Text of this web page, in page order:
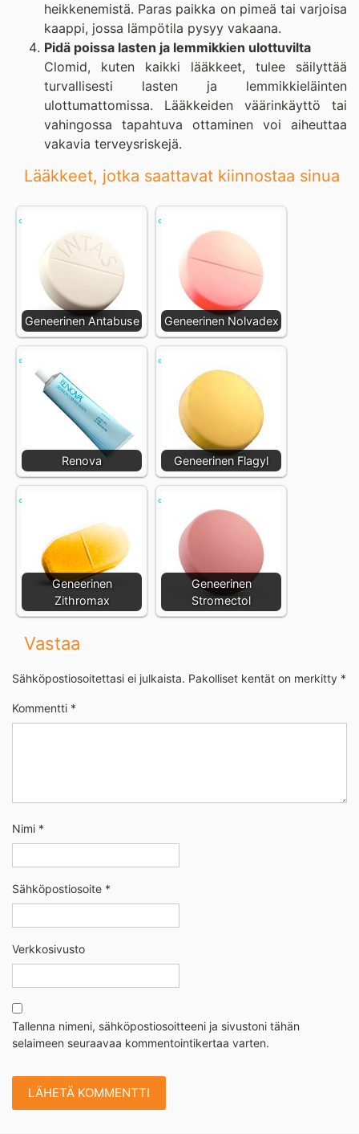
heikkenemistä. Paras paikka on pimeä tai varjoisa
kaappi, jossa lämpötila pysyy vakaana.
Pidä poissa lasten ja lemmikkien ulottuvilta
Clomid, kuten kaikki lääkkeet, tulee säilyttää
turvallisesti lasten ja lemmikkieläinten
ulottumattomissa. Lääkkeiden väärinkäyttö tai
vahingossa tapahtuva ottaminen voi aiheuttaa
vakavia terveysriskejä.
Lääkkeet, jotka saattavat kiinnostaa sinua
Geneerinen Antabuse Geneerinen Nolvadex
Renova Geneerinen Flagyl
Geneerinen
Zithromax
Geneerinen
Stromectol
Vastaa
Sähköpostiosoitettasi ei julkaista. Pakolliset kentät on merkitty *
Kommentti *
Nimi *
Sähköpostiosoite *
Verkkosivusto
Tallenna nimeni, sähköpostiosoitteeni ja sivustoni tähän
selaimeen seuraavaa kommentointikertaa varten.